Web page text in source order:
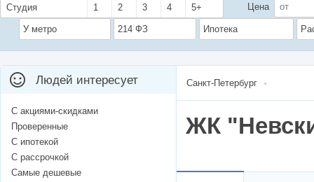
Студия 1 2 3 4 5+ Цена
У метро 214 ФЗ Ипотека
Санкт-Петербург
ЖК
Людей интересует
С акциями-скидками
Проверенные
С ипотекой
С рассрочкой
Самые дешевые